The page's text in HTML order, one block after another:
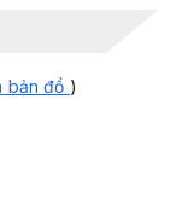
bản đồ )